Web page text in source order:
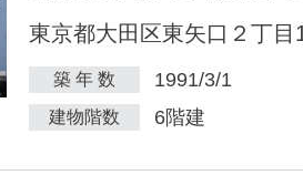
東京都大田区東矢口２丁目
築 年 数 1991/3/1
建物階数 6階建